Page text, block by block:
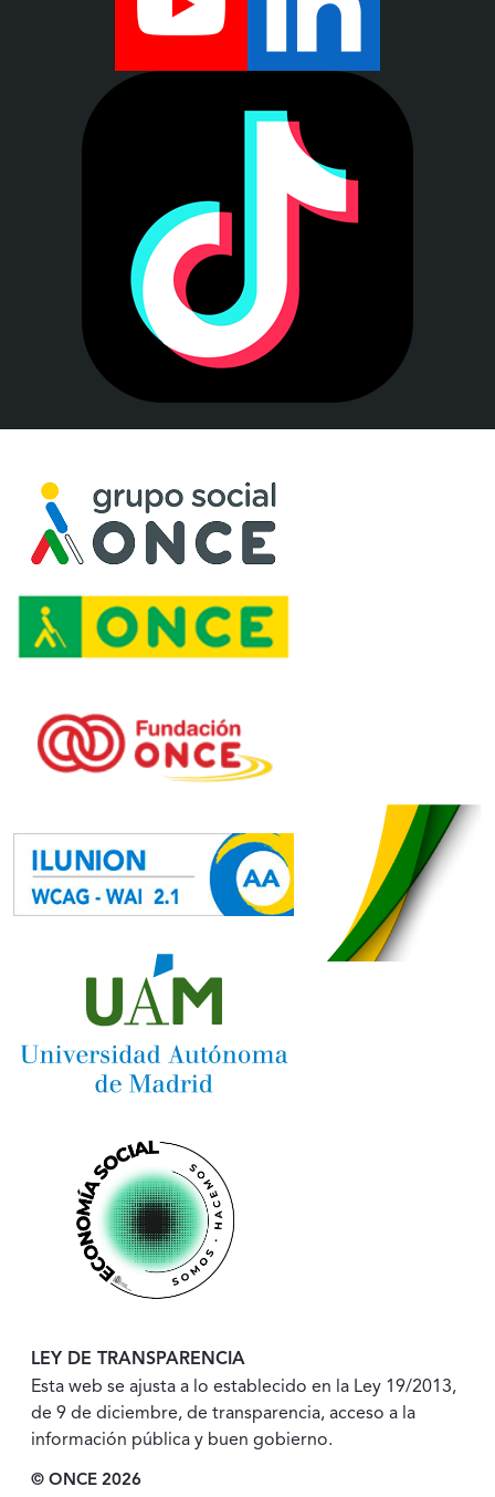
LEY DE TRANSPARENCIA
Esta web se ajusta a lo establecido en la Ley 19/2013,
de 9 de diciembre, de transparencia, acceso a la
información pública y buen gobierno.
© ONCE 2026